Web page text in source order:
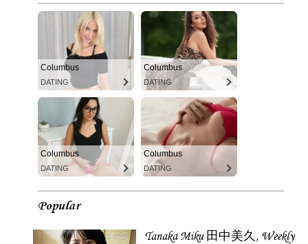
Columbus
DATING
Columbus
DATING
Columbus
DATING
Columbus
DATING
Popular
Tanaka Miku 田中美久, Weekly